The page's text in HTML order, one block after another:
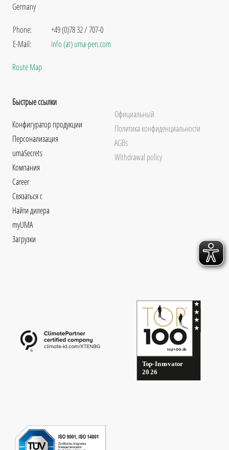
Germany
Phone:
E-Mail:
+49 (0)78 32 / 707-0
info (at) uma-pen.com
Route Map
Быстрые ссылки
Конфигуратор продукции
Персонализация
umaSecrets
Компания
Career
Связаться с
Найти дилера
myUMA
Загрузки
Официальный
Политика конфиденциальности
AGBs
Withdrawal policy